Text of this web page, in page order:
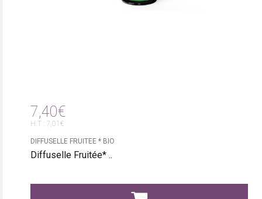
7,40€
H.T : 7,01€
DIFFUSELLE FRUITEE * BIO
Diffuselle Fruitée* ..